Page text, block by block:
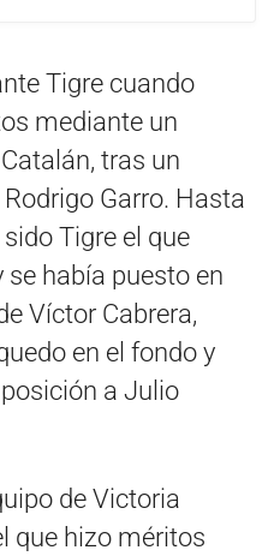
Tigre cuando
mediante un
tras un
Garro. Hasta
Tigre el que
había puesto en
Víctor Cabrera,
en el fondo y
a Julio
de Victoria
que hizo méritos